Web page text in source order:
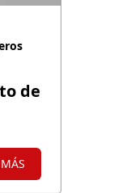
de